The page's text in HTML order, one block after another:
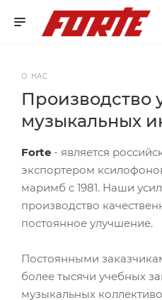
О НАС
Производство
музыкальных
Forte - является
экспортером
маримб с 1981. Наши
производство
постоянное улучшение.
Постоянными
более тысячи учебных
музыкальных